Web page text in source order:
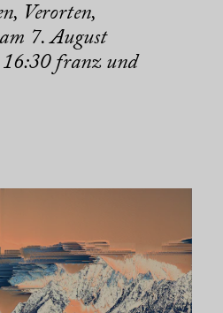
Verorten,
7. August
franz und